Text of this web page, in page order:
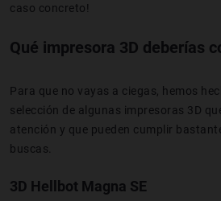
caso concreto!
Qué impresora 3D deberías
Para que no vayas a ciegas, hemos
selección de algunas impresoras 3D
atención y que pueden cumplir
buscas.
3D Hellbot Magna SE